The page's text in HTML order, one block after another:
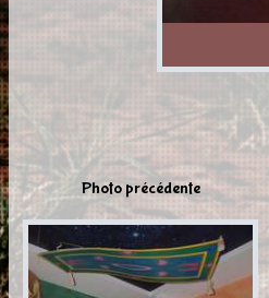
Photo précédente